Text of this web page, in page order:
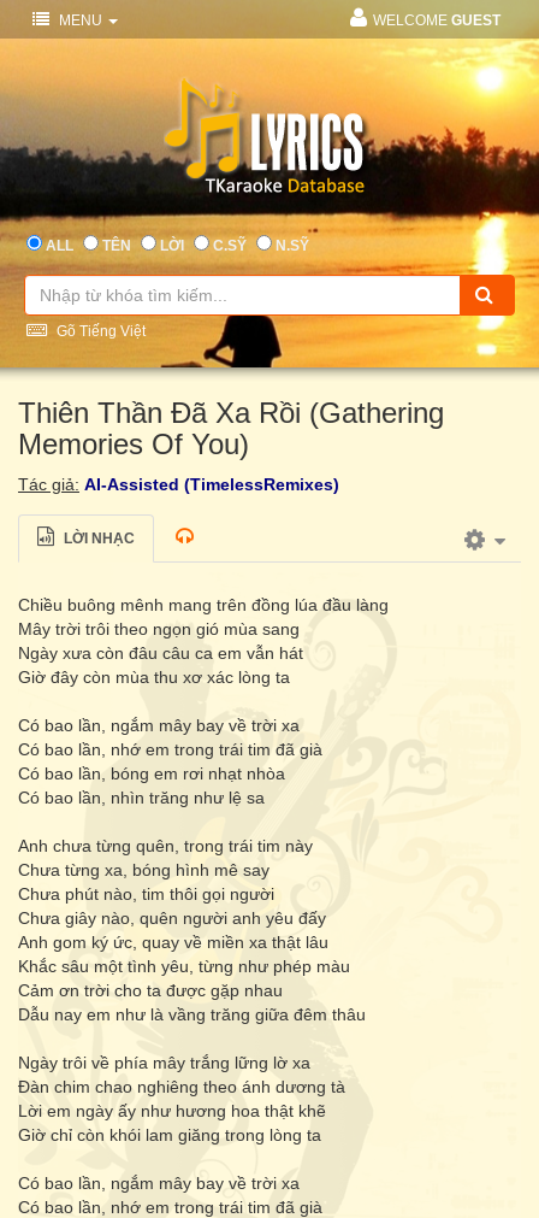
MENU WELCOME GUEST
ALL TÊN LỜI C.SỸ N.SỸ
Gõ Tiếng Việt
Thiên Thần Đã Xa Rồi (Gathering
Memories Of You)
Tác giả: AI-Assisted (TimelessRemixes)
LỜI NHẠC
Chiều buông mênh mang trên đồng lúa đầu làng
Mây trời trôi theo ngọn gió mùa sang
Ngày xưa còn đâu câu ca em vẫn hát
Giờ đây còn mùa thu xơ xác lòng ta
Có bao lần, ngắm mây bay về trời xa
Có bao lần, nhớ em trong trái tim đã già
Có bao lần, bóng em rơi nhạt nhòa
Có bao lần, nhìn trăng như lệ sa
Anh chưa từng quên, trong trái tim này
Chưa từng xa, bóng hình mê say
Chưa phút nào, tim thôi gọi người
Chưa giây nào, quên người anh yêu đấy
Anh gom ký ức, quay về miền xa thật lâu
Khắc sâu một tình yêu, từng như phép màu
Cảm ơn trời cho ta được gặp nhau
Dẫu nay em như là vầng trăng giữa đêm thâu
Ngày trôi về phía mây trắng lững lờ xa
Đàn chim chao nghiêng theo ánh dương tà
Lời em ngày ấy như hương hoa thật khẽ
Giờ chỉ còn khói lam giăng trong lòng ta
Có bao lần, ngắm mây bay về trời xa
Có bao lần, nhớ em trong trái tim đã già